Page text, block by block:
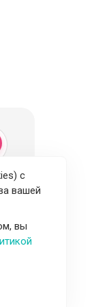
с
вашей
вы